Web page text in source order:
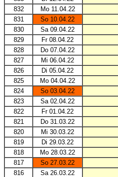
832
Mo 11.04.22
831
So 10.04.22
830
Sa 09.04.22
829
Fr 08.04.22
828
Do 07.04.22
827
Mi 06.04.22
826
Di 05.04.22
825
Mo 04.04.22
824
So 03.04.22
823
Sa 02.04.22
822
Fr 01.04.22
821
Do 31.03.22
820
Mi 30.03.22
819
Di 29.03.22
818
Mo 28.03.22
817
So 27.03.22
816
Sa 26.03.22